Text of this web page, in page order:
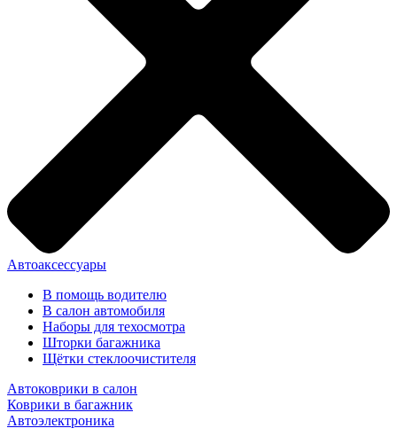
Автоаксессуары
В помощь водителю
В салон автомобиля
Наборы для техосмотра
Шторки багажника
Щётки стеклоочистителя
Автоковрики в салон
Коврики в багажник
Автоэлектроника